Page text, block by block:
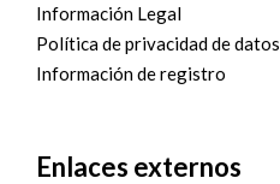
Información Legal
Política de privacidad de datos
Información de registro
Enlaces externos